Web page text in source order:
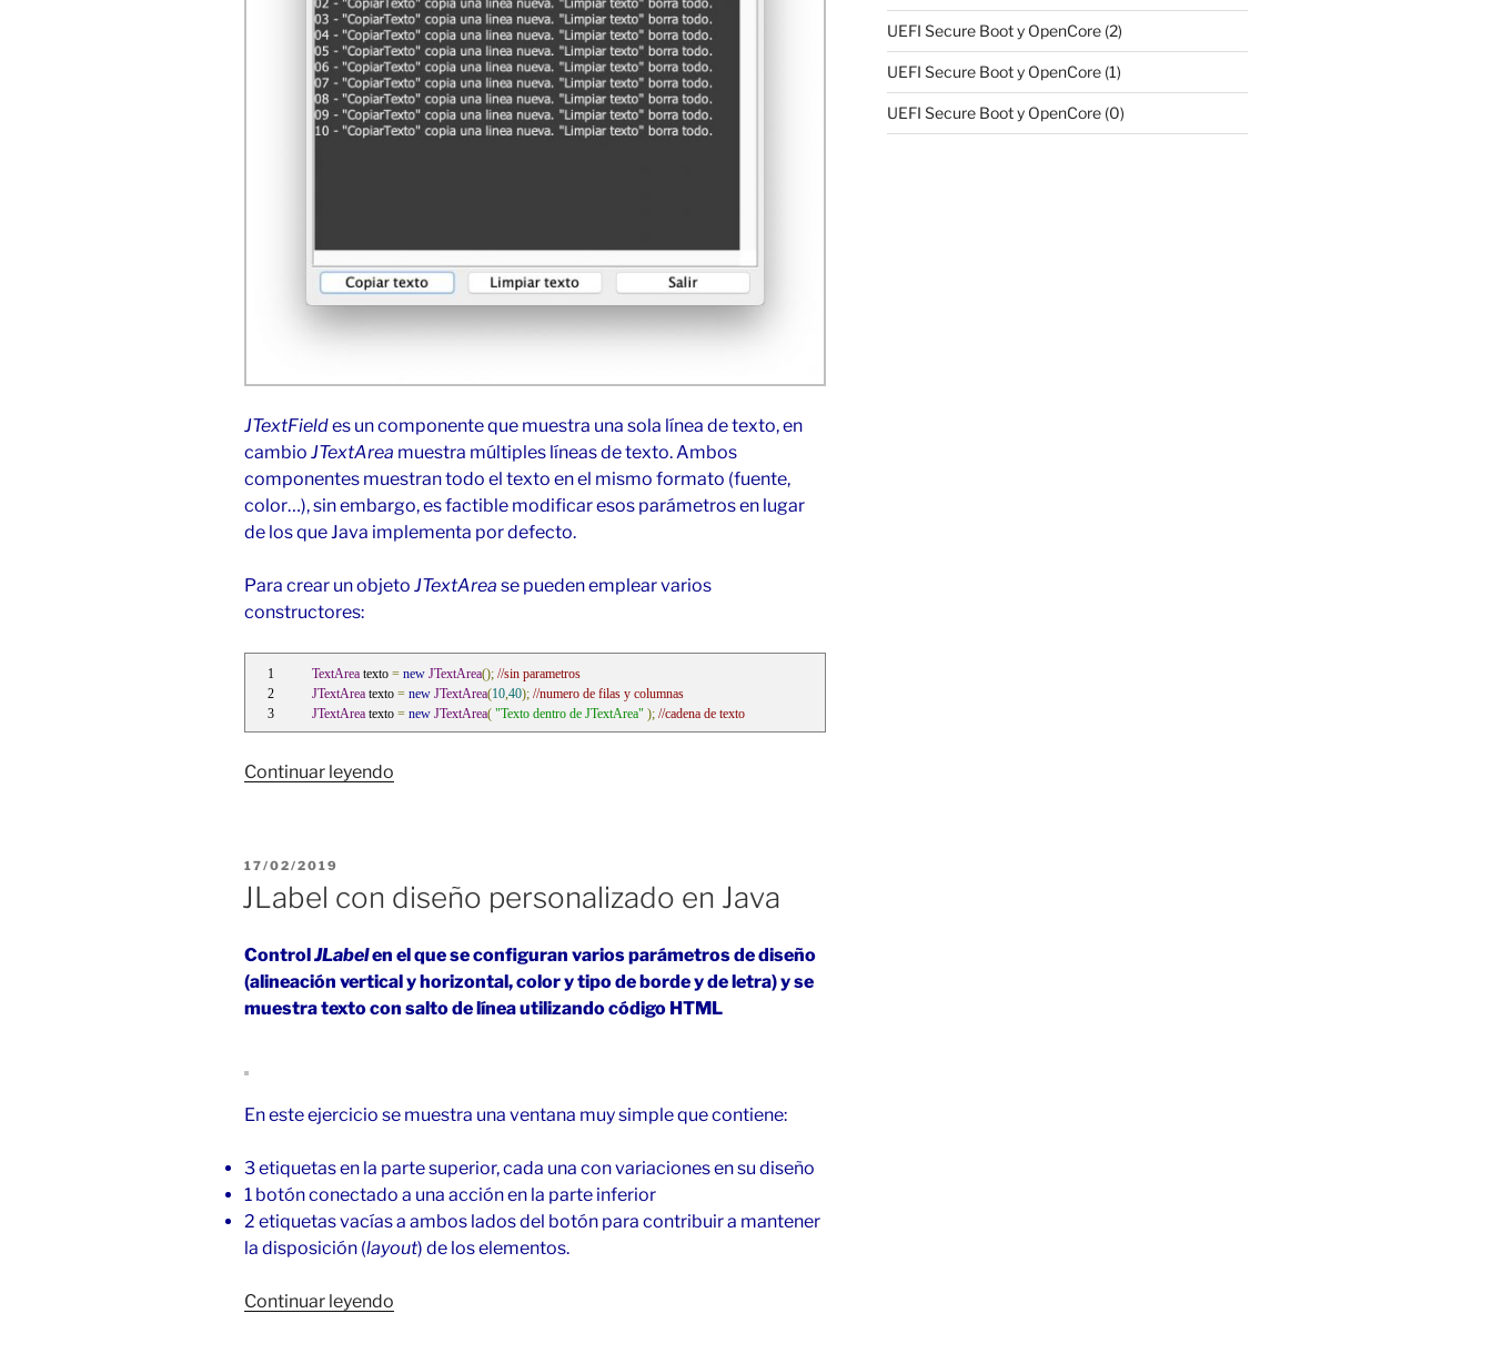
JTextFieldes un componente que muestra una sola línea de texto, en
cambio JTextArea muestra múltiples líneas de texto. Ambos
componentes muestran todo el texto en el mismo formato (fuente,
color…), sin embargo, es factible modificar esos parámetros en lugar
de los que Java implementa por defecto.
Para crear un objeto JTextArea se pueden emplear varios
constructores:
TextArea texto = new JTextArea(); //sin parametros
JTextArea texto = new JTextArea(10,40); //numero de filas y columnas
JTextArea texto = new JTextArea( "Texto dentro de JTextArea" ); //cadena de texto
Continuar leyendo
Java»
PUBLICADO
EL
17/02/2019
JLabel con diseño personalizado en Java
ControlJLabelen el que se configuran varios parámetros de diseño
(alineación vertical y horizontal, color y tipo de borde y de letra) y se
muestra texto con salto de línea utilizando código HTML
En este ejercicio se muestra una ventana muy simple que contiene:
3 etiquetas en la parte superior, cada una con variaciones en su diseño
1 botón conectado a una acción en la parte inferior
2 etiquetas vacías a ambos lados del botón para contribuir a mantener
la disposición (layout) de los elementos.
Continuar leyendo
UEFI Secure Boot y OpenCore (2)
UEFI Secure Boot y OpenCore (1)
UEFI Secure Boot y OpenCore (0)